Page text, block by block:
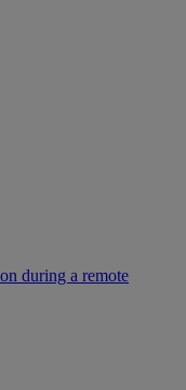
during a remote